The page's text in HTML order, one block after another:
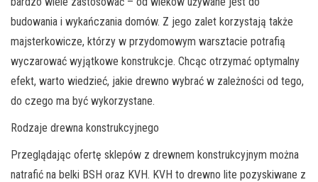
budowania i wykańczania domów. Z jego zalet korzystają także
majsterkowicze, którzy w przydomowym warsztacie potrafią
wyczarować wyjątkowe konstrukcje. Chcąc otrzymać optymalny
efekt, warto wiedzieć, jakie drewno wybrać w zależności od tego,
do czego ma być wykorzystane.
Rodzaje drewna konstrukcyjnego
Przeglądając ofertę sklepów z drewnem konstrukcyjnym można
natrafić na belki BSH oraz KVH. KVH to drewno lite pozyskiwane z